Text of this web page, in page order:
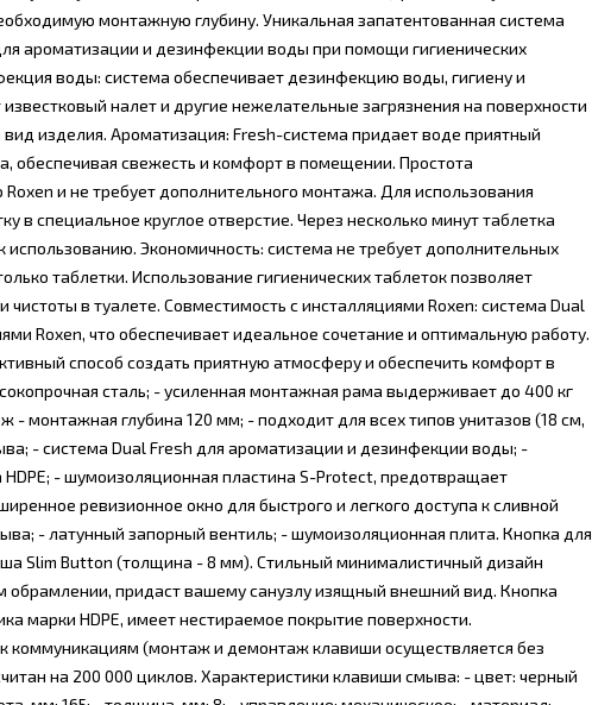
монтажную глубину. Уникальная запатентованная система
ароматизации и дезинфекции воды при помощи гигиенических
воды: система обеспечивает дезинфекцию воды, гигиену и
налет и другие нежелательные загрязнения на поверхности
изделия. Ароматизация: Fresh-система придает воде приятный
обеспечивая свежесть и комфорт в помещении. Простота
и не требует дополнительного монтажа. Для использования
в специальное круглое отверстие. Через несколько минут таблетка
Экономичность: система не требует дополнительных
таблетки. Использование гигиенических таблеток позволяет
в туалете. Совместимость с инсталляциями Roxen: система Dual
Roxen, что обеспечивает идеальное сочетание и оптимальную работу.
способ создать приятную атмосферу и обеспечить комфорт в
сталь; - усиленная монтажная рама выдерживает до 400 кг
- монтажная глубина 120 мм; - подходит для всех типов унитазов (18 см,
- система Dual Fresh для ароматизации и дезинфекции воды; -
- шумоизоляционная пластина S-Protect, предотвращает
ревизионное окно для быстрого и легкого доступа к сливной
- латунный запорный вентиль; - шумоизоляционная плита. Кнопка для
Slim Button (толщина - 8 мм). Стильный минималистичный дизайн
придаст вашему санузлу изящный внешний вид. Кнопка
марки HDPE, имеет нестираемое покрытие поверхности.
коммуникациям (монтаж и демонтаж клавиши осуществляется без
на 200 000 циклов. Характеристики клавиши смыва: - цвет: черный